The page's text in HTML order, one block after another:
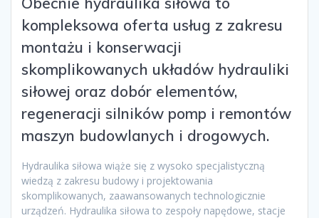
kompleksowa oferta usług z zakresu
montażu i konserwacji
skomplikowanych układów hydrauliki
siłowej oraz dobór elementów,
regeneracji silników pomp i remontów
maszyn budowlanych i drogowych.
Hydraulika siłowa wiąże się z wysoko specjalistyczną
wiedzą z zakresu budowy i projektowania
skomplikowanych, zaawansowanych technologicznie
urządzeń. Hydraulika siłowa to zespoły napędowe, stacje